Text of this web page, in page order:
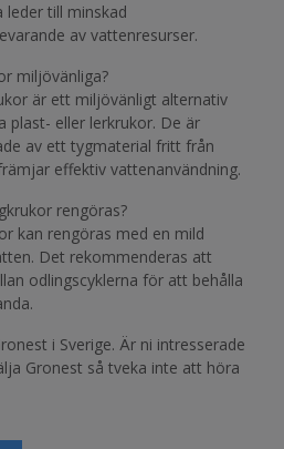
leder till minskad
av vattenresurser.
miljövänliga?
är ett miljövänligt alternativ
plast- eller lerkrukor. De är
av ett tygmaterial fritt från
effektiv vattenanvändning.
rengöras?
kan rengöras med en mild
Det rekommenderas att
odlingscyklerna för att behålla
i Sverige. Är ni intresserade
Gronest så tveka inte att höra